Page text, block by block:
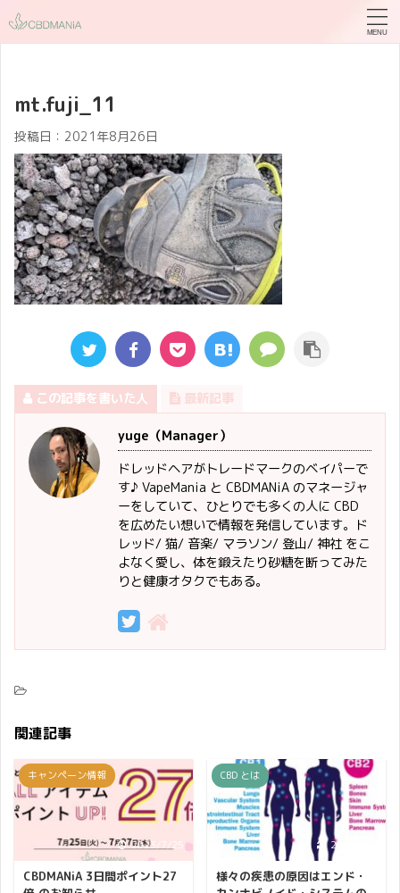
mt.fuji_11
投稿日： 2021年8月26日
この記事を書いた人 最新記事
yuge（Manager）
ドレッドヘアがトレードマークのベイパーで
す♪ VapeMania と CBDMANiA のマネージャ
ーをしていて、ひとりでも多くの人に CBD
を広めたい想いで情報を発信しています。ド
レッド/ 猫/ 音楽/ マラソン/ 登山/ 神社 をこ
よなく愛し、体を鍛えたり砂糖を断ってみた
りと健康オタクでもある。
関連記事
キャンペーン情報
2023/7/25
CBDMANiA 3日間ポイント27
CBD とは
2021/2/9
様々の疾患の原因はエンド・